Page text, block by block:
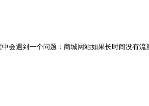
会遇到一个问题：商城网站如果长时间没有